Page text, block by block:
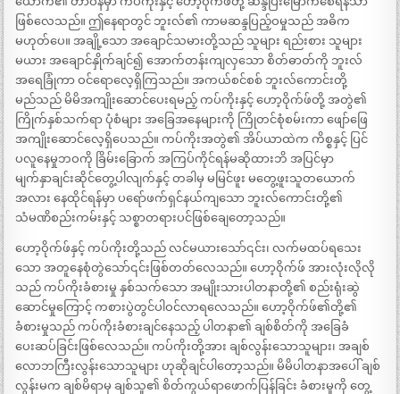
ဖြစ်လေသည်။ ဤနေရာတွင် ဘူးလ်၏ ကာမဆန္ဒပြည့်ဝမှုသည် အဓိက
မဟုတ်ပေ။ အချို့သော အချောင်သမားတို့သည် သူများ ရည်းစား သူများ
မယား အချောင်နှိုက်ချင်၍ အောက်တန်းကျလှသော စိတ်ဓာတ်ကို ဘူးလ်
အရေခြုံကာ ဝင်ရောလေ့ရှိကြသည်။ အကယ်စင်စစ် ဘူးလ်ကောင်းတို့
မည်သည် မိမိအကျိုးဆောင်ပေးရမည့် ကပ်ကိုးနှင့် ဟော့ဝိုက်ဖ်တို့ အတွဲ၏
ကြိုက်နှစ်သက်ရာ ပုံစံများ အခြေအနေများကို ကြိုတင်စုံစမ်းကာ ဖျော်ဖြေ
အကျိုးဆောင်လေ့ရှိပေသည်။ ကပ်ကိုးအတွဲ၏ အိပ်ယာထဲက ကိစ္စနှင့် ပြင်
ပလူနေမှုဘဝကို ခြိမ်းခြောက် အကြပ်ကိုင်ရန်မဆိုထားဘိ အပြင်မှာ
မျက်နှာချင်းဆိုင်တွေ့ပါလျက်နှင့် တခါမှ မမြင်ဖူး မတွေ့ဖူးသူတယောက်
အလား နေထိုင်ရန်မှာ ပရော်ဖက်ရှင်နယ်ကျသော ဘူးလ်ကောင်းတို့၏
သံမဏိစည်းကမ်းနှင့် သစ္စာတရားပင်ဖြစ်ချေတော့သည်။
ဟော့ဝိုက်ဖ်နှင့် ကပ်ကိုးတို့သည် လင်မယားသော်၎င်း၊ လက်မထပ်ရသေး
သော အတူနေစုံတွဲသော်၎င်းဖြစ်တတ်လေသည်။ ဟော့ဝိုက်ဖ် အားလုံးလိုလို
သည် ကပ်ကိုးခံစားမှု နှစ်သက်သော အမျိုးသားပါတနာတို့၏ စည်းရုံးဆွဲ
ဆောင်မှုကြောင့် ကစားပွဲတွင်ပါဝင်လာရလေသည်။ ဟော့ဝိုက်ဖ်၏တို့၏
ခံစားမှုသည် ကပ်ကိုးခံစားချင်နေသည့် ပါတနာ၏ ချစ်စိတ်ကို အခြေခံ
ပေးဆပ်ခြင်းဖြစ်လေသည်။ ကပ်ကိုးတို့အား ချစ်လွန်းသောသူများ၊ အချစ်
လောဘကြီးလွန်းသောသူများ ဟုဆိုချင်ပါတော့သည်။ မိမိပါတနာအပေါ် ချစ်
လွန်းမက ချစ်မိရာမှ ချစ်သူ၏ စိတ်ကွယ်ရာဖောက်ပြန်ခြင်း ခံစားမှုကို တွေ့